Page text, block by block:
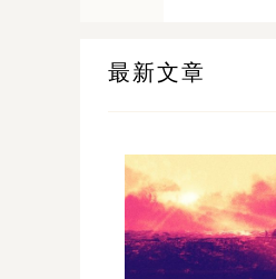
最新文章